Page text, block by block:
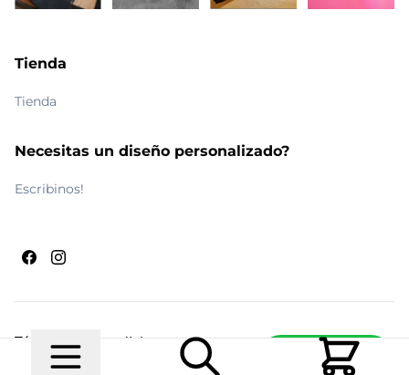
Escribinos
Tienda
Tienda
Necesitas un diseño personalizado?
Escribinos!
© 2026 Maldito RamónRealizado por Ecwid de
Términos y condiciones